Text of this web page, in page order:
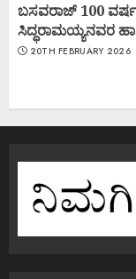
ಬಸವರಾಜ್ 100 ವರ್ಷ
ಸಿದ್ಧರಾಮಯ್ಯನವರ
20TH FEBRUARY 2026